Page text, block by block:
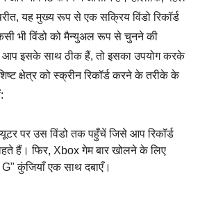
यह मुख्य रूप से एक सक्रिय विंडो रिकॉर्ड
भी विंडो को मैन्युअल रूप से चुनने की
आप इसके साथ ठीक हैं, तो इसका उपयोग करके
क्षेत्र को स्क्रीन रिकॉर्ड करने के तरीके के
पर उस विंडो तक पहुँचें जिसे आप रिकॉर्ड
हैं। फिर, Xbox गेम बार खोलने के लिए
कुंजियाँ एक साथ दबाएँ।